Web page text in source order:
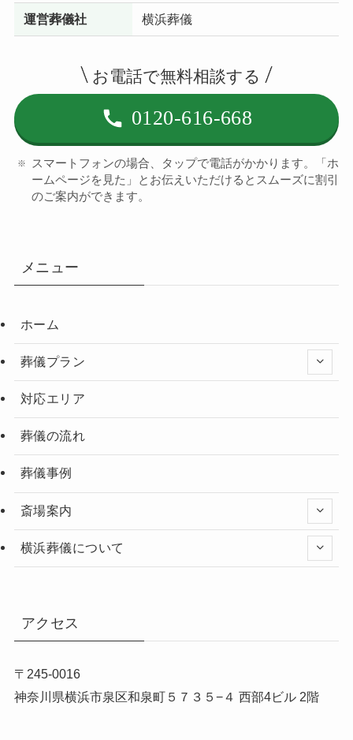
運営葬儀社 横浜葬儀
お電話で無料相談する
0120-616-668
スマートフォンの場合、タップで電話がかかります。「ホ
ームページを見た」とお伝えいただけるとスムーズに割引
のご案内ができます。
メニュー
ホーム
葬儀プラン
対応エリア
葬儀の流れ
葬儀事例
斎場案内
横浜葬儀について
アクセス
〒245-0016
神奈川県横浜市泉区和泉町５７３５−４ 西部4ビル 2階